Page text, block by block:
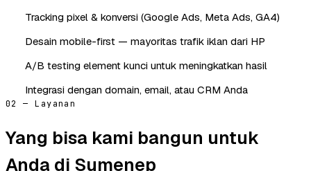
Tracking pixel & konversi (Google Ads, Meta Ads, GA4)
Desain mobile-first — mayoritas trafik iklan dari HP
A/B testing element kunci untuk meningkatkan hasil
Integrasi dengan domain, email, atau CRM Anda
02 — Layanan
Yang bisa kami bangun untuk
Anda di Sumenep